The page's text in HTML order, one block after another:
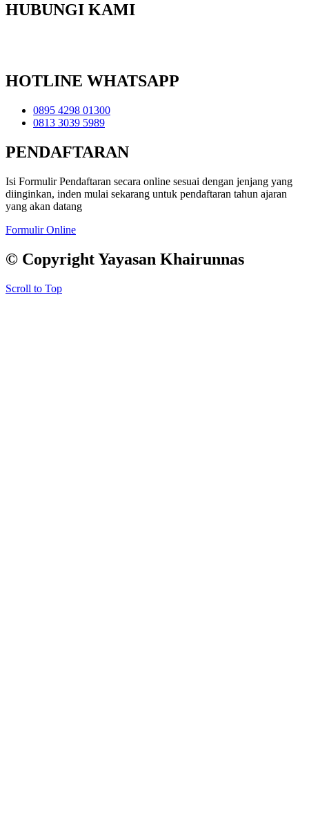
HUBUNGI KAMI
HOTLINE WHATSAPP
0895 4298 01300
0813 3039 5989
PENDAFTARAN
Isi Formulir Pendaftaran secara online sesuai dengan jenjang yang
diinginkan, inden mulai sekarang untuk pendaftaran tahun ajaran
yang akan datang
Formulir Online
© Copyright Yayasan Khairunnas
Scroll to Top